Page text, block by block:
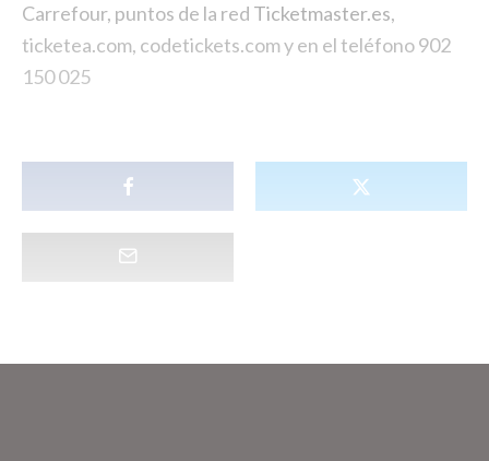
Carrefour, puntos de la red Ticketmaster.es,
ticketea.com, codetickets.com y en el teléfono 902
150 025